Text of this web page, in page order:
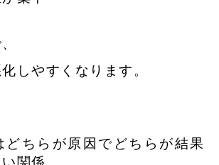
しやすくなります。
どちらが原因でどちらが結果
関係